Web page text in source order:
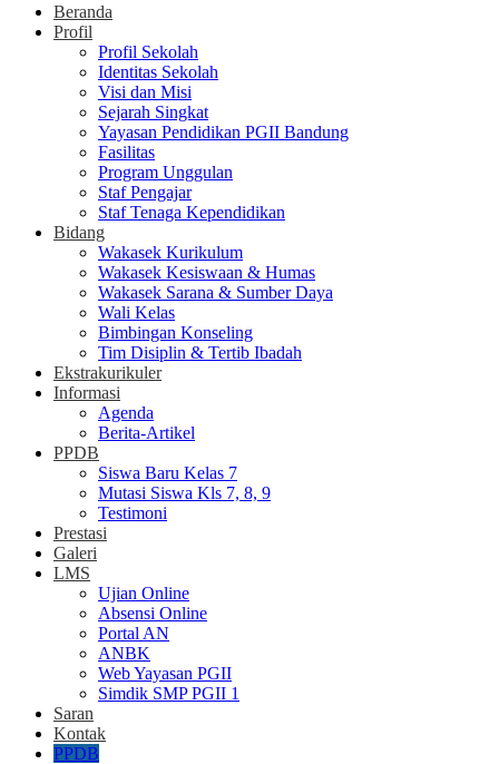
Beranda
Profil
Profil Sekolah
Identitas Sekolah
Visi dan Misi
Sejarah Singkat
Yayasan Pendidikan PGII Bandung
Fasilitas
Program Unggulan
Staf Pengajar
Staf Tenaga Kependidikan
Bidang
Wakasek Kurikulum
Wakasek Kesiswaan & Humas
Wakasek Sarana & Sumber Daya
Wali Kelas
Bimbingan Konseling
Tim Disiplin & Tertib Ibadah
Ekstrakurikuler
Informasi
Agenda
Berita-Artikel
PPDB
Siswa Baru Kelas 7
Mutasi Siswa Kls 7, 8, 9
Testimoni
Prestasi
Galeri
LMS
Ujian Online
Absensi Online
Portal AN
ANBK
Web Yayasan PGII
Simdik SMP PGII 1
Saran
Kontak
PPDB